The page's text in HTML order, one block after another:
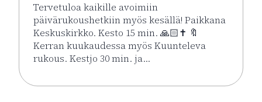
Tervetuloa kaikille avoimiin
päivärukoushetkiin myös kesällä! Paikkana
Keskuskirkko. Kesto 15 min. 🙏🏻✝️ 🔖
Kerran kuukaudessa myös Kuunteleva
rukous. Kestjo 30 min. ja…
Lue lisää tapahtumasta Kesän rukoushetket